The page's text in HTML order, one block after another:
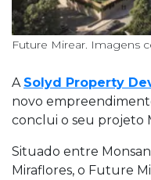
Future Mirear. Imagens
A Solyd Property
novo
conclui o seu projeto
Situado entre
Miraflores, o Future